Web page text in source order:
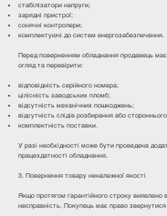
стабілізатори напруги;
зарядні пристрої;
сонячні контролери;
комплектуючі до систем енергозабезпечення.
Перед поверненням обладнання продавець
огляд та перевірити:
відповідність серійного номера;
цілісність заводських пломб;
відсутність механічних пошкоджень;
відсутність слідів розбирання або
комплектність поставки.
У разі необхідності може бути проведена
працездатності обладнання.
3. Повернення товару неналежної якості
Якщо протягом гарантійного строку виявлено
несправність, Покупець має право